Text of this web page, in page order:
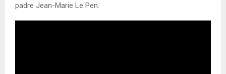
padre Jean-Marie Le Pen.